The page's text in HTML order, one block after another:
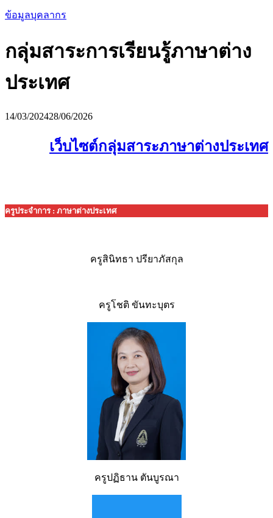
ข้อมูลบุคลากร
กลุ่มสาระการเรียนรู้ภาษาต่าง
ประเทศ
14/03/202428/06/2026
เว็บไซต์กลุ่มสาระภาษาต่างประเทศ
ครูประจำการ : ภาษาต่างประเทศ
ครูสินิทธา ปรียาภัสกุล
ครูโชติ ขันทะบุตร
ครูปฏิธาน ตันบูรณา